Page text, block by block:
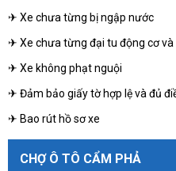
✈ Xe chưa từng bị ngập nước
✈ Xe chưa từng đại tu động cơ và
✈ Xe không phạt nguội
✈ Đảm bảo giấy tờ hợp lệ và đủ
✈ Bao rút hồ sơ xe
CHỢ Ô TÔ CẨM PHẢ